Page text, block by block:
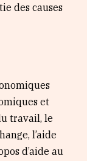
des causes
et
travail, le
l’aide
d’aide au